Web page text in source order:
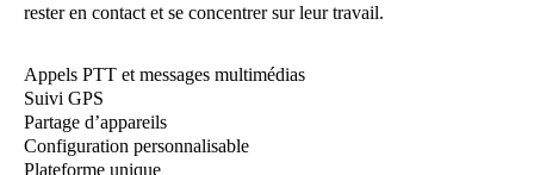
rester en contact et se concentrer sur leur travail.
Appels PTT et messages multimédias
Suivi GPS
Partage d’appareils
Configuration personnalisable
Plateforme unique